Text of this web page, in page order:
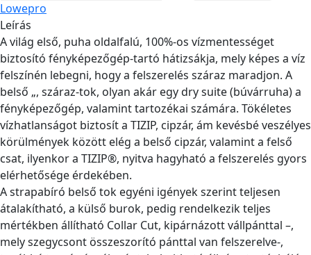
Lowepro
Leírás
A világ első, puha oldalfalú, 100%-os vízmentességet
biztosító fényképezőgép-tartó hátizsákja, mely képes a víz
felszínén lebegni, hogy a felszerelés száraz maradjon. A
belső „, száraz-tok, olyan akár egy dry suite (búvárruha) a
fényképezőgép, valamint tartozékai számára. Tökéletes
vízhatlanságot biztosít a TIZIP, cipzár, ám kevésbé veszélyes
körülmények között elég a belső cipzár, valamint a felső
csat, ilyenkor a TIZIP®, nyitva hagyható a felszerelés gyors
elérhetősége érdekében.
A strapabíró belső tok egyéni igények szerint teljesen
átalakítható, a külső burok, pedig rendelkezik teljes
mértékben állítható Collar Cut, kipárnázott vállpánttal –,
mely szegycsont összeszorító pánttal van felszerelve-,